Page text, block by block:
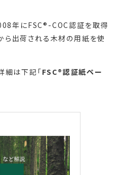
年にFSC®-COC認証を取得
ら出荷される木材の用紙を使
は下記「FSC®認証紙ペー